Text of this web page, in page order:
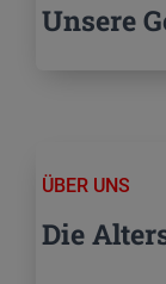
Unsere
ÜBER UNS
Die